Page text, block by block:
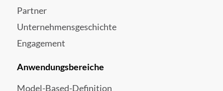
Partner
Unternehmensgeschichte
Engagement
Anwendungsbereiche
Model-Based-Definition